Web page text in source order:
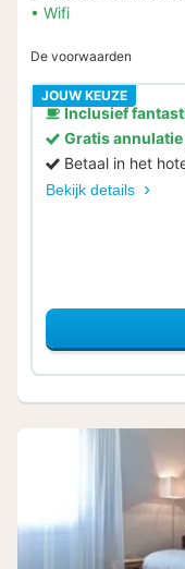
Wifi
De voorwaarden
JOUW KEUZE
Inclusief
Gratis annulatie
Betaal in het
Bekijk details